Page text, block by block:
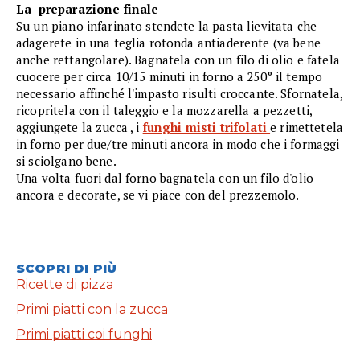
La preparazione finale
Su un piano infarinato stendete la pasta lievitata che
adagerete in una teglia rotonda antiaderente (va bene
anche rettangolare). Bagnatela con un filo di olio e fatela
cuocere per circa 10/15 minuti in forno a 250° il tempo
necessario affinché l'impasto risulti croccante. Sfornatela,
ricopritela con il taleggio e la mozzarella a pezzetti,
aggiungete la zucca , i funghi misti trifolatie rimettetela
in forno per due/tre minuti ancora in modo che i formaggi
si sciolgano bene.
Una volta fuori dal forno bagnatela con un filo d'olio
ancora e decorate, se vi piace con del prezzemolo.
SCOPRI DI PIÙ
Ricette di pizza
Primi piatti con la zucca
Primi piatti coi funghi